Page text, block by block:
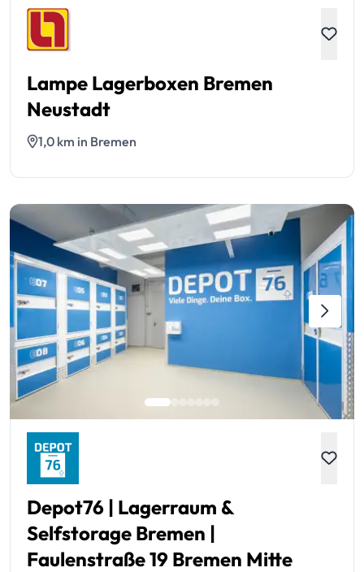
Lampe Lagerboxen Bremen
Neustadt
1,0 km in Bremen
Depot76 | Lagerraum &
Selfstorage Bremen |
Faulenstraße 19 Bremen Mitte